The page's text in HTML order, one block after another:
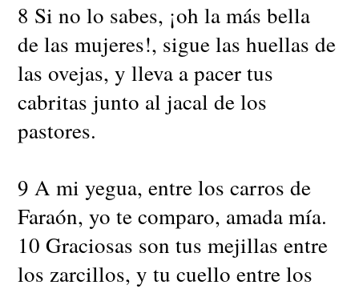
8 Si no lo sabes, ¡oh la más bella
de las mujeres!, sigue las huellas de
las ovejas, y lleva a pacer tus
cabritas junto al jacal de los
pastores.
9 A mi yegua, entre los carros de
Faraón, yo te comparo, amada mía.
10 Graciosas son tus mejillas entre
los zarcillos, y tu cuello entre los